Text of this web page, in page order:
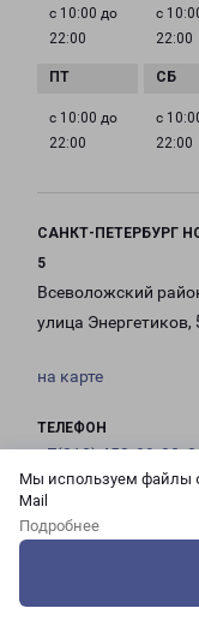
Мы используем файлы
Mail
Подробнее
с 10:00 до
22:00
с
22:00
с 10:00 до
22:00
с
22:00
САНКТ-ПЕТЕРБУРГ
5
Всеволожский
улица Энергетиков,
на карте
ТЕЛЕФОН
+7(812) 458-09-02,
EMAIL
pecom@pecom.ru